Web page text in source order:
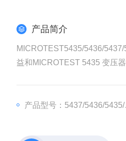
产品简介
MICROTEST5435/5436/
益和MICROTEST 5435 变压
益和MICROTEST 5438 变压
产品型号：5437/5436/5435/5438